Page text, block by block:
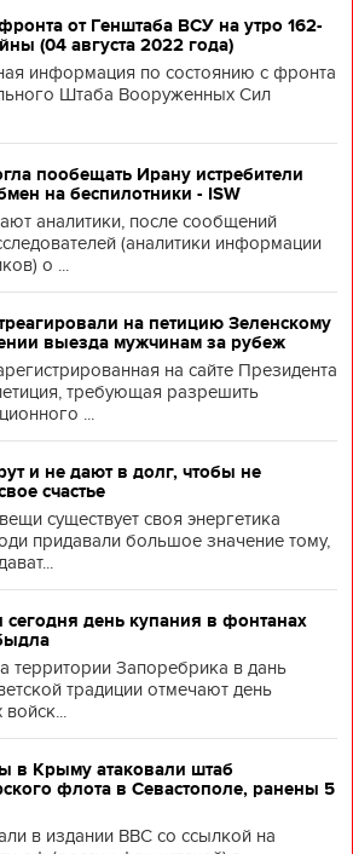
от Генштаба ВСУ на утро 162-
(04 августа 2022 года)
информация по состоянию с фронта
Штаба Вооруженных Сил
пообещать Ирану истребители
на беспилотники - ISW
аналитики, после сообщений
(аналитики информации
о ...
на петицию Зеленскому
выезда мужчинам за рубеж
на сайте Президента
требующая разрешить
...
и не дают в долг, чтобы не
счастье
существует своя энергетика
придавали большое значение тому,
сегодня день купания в фонтанах
территории Запоребрика в дань
традиции отмечают день
в Крыму атаковали штаб
флота в Севастополе, ранены 5
в издании BBC со ссылкой на